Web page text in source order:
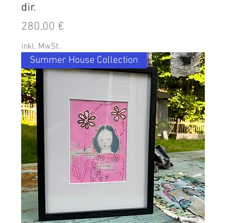
dir.
Preis
280,00 €
inkl. MwSt.
Summer House Collection